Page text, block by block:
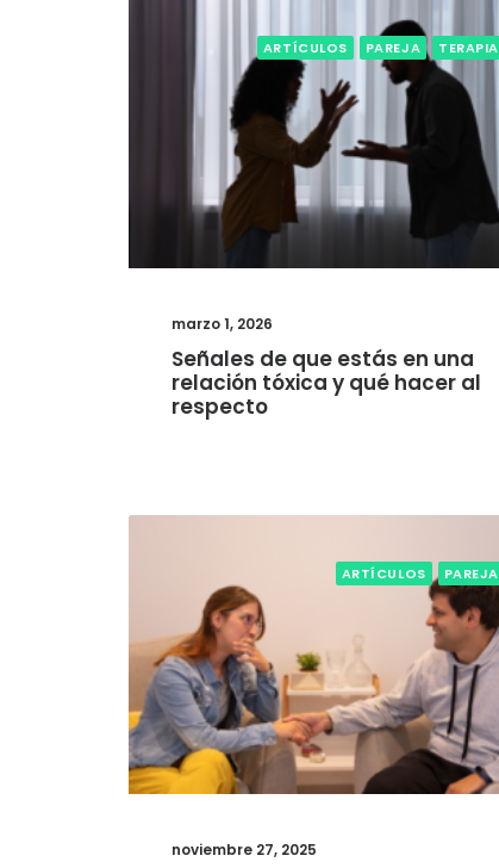
ARTÍCULOS PAREJA TERAPIA
marzo 1, 2026
Señales de que estás en una
relación tóxica y qué hacer al
respecto
ARTÍCULOS PAREJA
noviembre 27, 2025